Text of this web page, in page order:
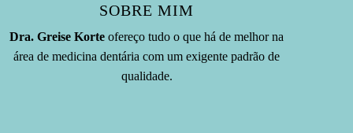
SOBRE MIM
Dra. Greise Korteofereço tudo o que há de melhor na
área de medicina dentária com um exigente padrão de
qualidade.